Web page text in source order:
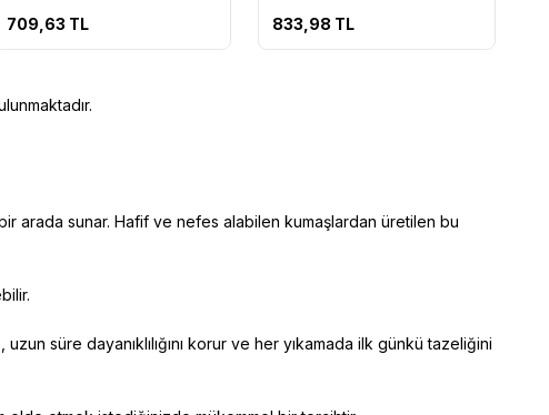
709,63 TL 833,98 TL
bir arada sunar. Hafif ve nefes alabilen kumaşlardan üretilen bu
süre dayanıklılığını korur ve her yıkamada ilk günkü tazeliğini